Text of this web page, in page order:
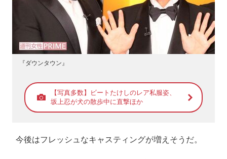
『ダウンタウン』
【写真多数】ビートたけしのレア私服姿、
坂上忍が犬の散歩中に直撃ほか
今後はフレッシュなキャスティングが増えそうだ。